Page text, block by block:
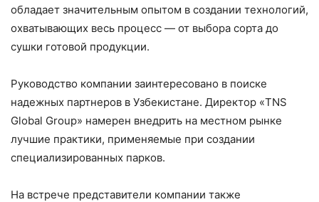
обладает значительным опытом в создании технологий,
охватывающих весь процесс — от выбора сорта до
сушки готовой продукции.
Руководство компании заинтересовано в поиске
надежных партнеров в Узбекистане. Директор «TNS
Global Group» намерен внедрить на местном рынке
лучшие практики, применяемые при создании
специализированных парков.
На встрече представители компании также